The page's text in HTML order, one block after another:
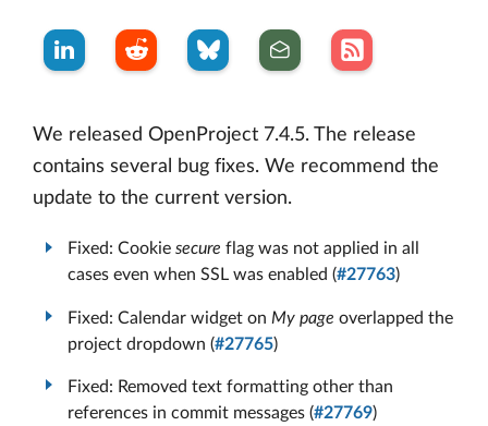
We released OpenProject 7.4.5. The release
contains several bug fixes. We recommend the
update to the current version.
Fixed: Cookie secure flag was not applied in all
cases even when SSL was enabled (#27763)
Fixed: Calendar widget on My page overlapped the
project dropdown (#27765)
Fixed: Removed text formatting other than
references in commit messages (#27769)